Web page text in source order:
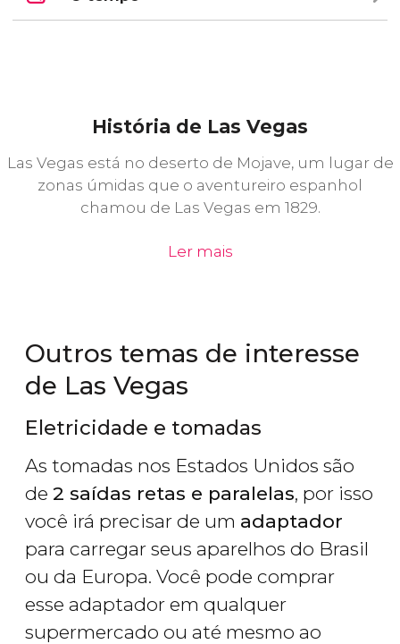
História de Las Vegas
Las Vegas está no deserto de Mojave, um lugar de
zonas úmidas que o aventureiro espanhol
chamou de Las Vegas em 1829.
Ler mais
Outros temas de interesse
de Las Vegas
Eletricidade e tomadas
As tomadas nos Estados Unidos são
de 2 saídas retas e paralelas, por isso
você irá precisar de um adaptador
para carregar seus aparelhos do Brasil
ou da Europa. Você pode comprar
esse adaptador em qualquer
supermercado ou até mesmo ao